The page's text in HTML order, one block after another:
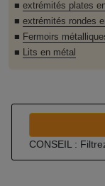
■ extrémités plates
■ extrémités rondes
■ Fermoirs
■ Lits en métal
CONSEIL :